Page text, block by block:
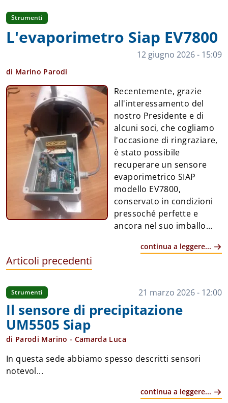
Strumenti
L'evaporimetro Siap EV7800
12 giugno 2026 - 15:09
di Marino Parodi
Recentemente, grazie
all'interessamento del
nostro Presidente e di
alcuni soci, che cogliamo
l'occasione di ringraziare,
è stato possibile
recuperare un sensore
evaporimetrico SIAP
modello EV7800,
conservato in condizioni
pressoché perfette e
ancora nel suo imballo
l'elemento di misura, non essendo presente la vasca
e il supporto. L'evaporimetro, classificato come
circolare di circa 1,2 metri di diametro, al cui lato
trova posto il sensore per la misura del livello
dell'acqua. Il principio di funzionamento è semplice:
monitorando la variazione del livello idrico nel tempo
è possibile determinare con precisione la quantità
misure, il livello deve essere periodicamente
ripristinato mediante una linea di alimentazione
fig. 1 Una delle poche immagini, trovata sul web
continua a leggere...
Articoli precedenti
Strumenti 21 marzo 2026 - 12:00
Il sensore di precipitazione
UM5505 Siap
di Parodi Marino - Camarda Luca
In questa sede abbiamo spesso descritti sensori
notevol...
continua a leggere...